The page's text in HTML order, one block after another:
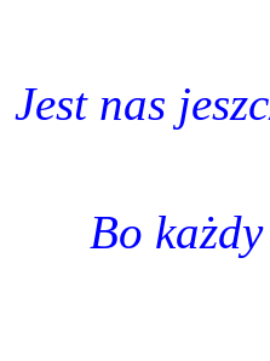
Jest nas
Bo